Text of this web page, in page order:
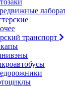
транспорт